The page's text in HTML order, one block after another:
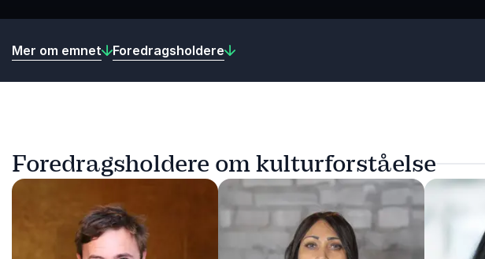
Mer om emnet Foredragsholdere
Foredragsholdere om kulturforståelse